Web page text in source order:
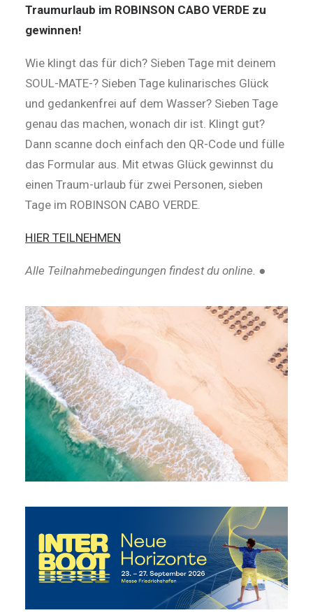
Traumurlaub im ROBINSON CABO VERDE zu
gewinnen!
Wie klingt das für dich? Sieben Tage mit deinem
SOUL-MATE-? Sieben Tage kulinarisches Glück
und gedankenfrei auf dem Wasser? Sieben Tage
genau das machen, wonach dir ist. Klingt gut?
Dann scanne doch einfach den QR-Code und fülle
das Formular aus. Mit etwas Glück gewinnst du
einen Traum-urlaub für zwei Personen, sieben
Tage im ROBINSON CABO VERDE.
HIER TEILNEHMEN
Alle Teilnahmebedingungen findest du online. ●